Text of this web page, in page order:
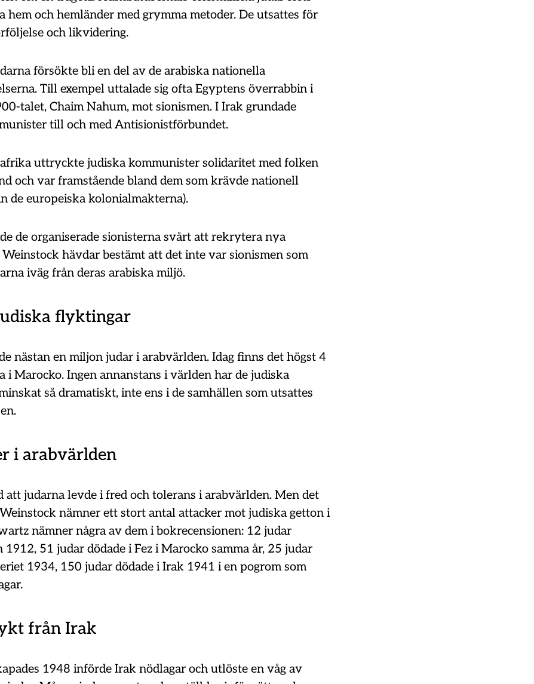
hem och hemländer med grymma metoder. De utsattes för
och likvidering.
försökte bli en del av de arabiska nationella
Till exempel uttalade sig ofta Egyptens överrabbin i
talet, Chaim Nahum, mot sionismen. I Irak grundade
till och med Antisionistförbundet.
uttryckte judiska kommunister solidaritet med folken
och var framstående bland dem som krävde nationell
de europeiska kolonialmakterna).
de organiserade sionisterna svårt att rekrytera nya
Weinstock hävdar bestämt att det inte var sionismen som
iväg från deras arabiska miljö.
flyktingar
nästan en miljon judar i arabvärlden. Idag finns det högst 4
i Marocko. Ingen annanstans i världen har de judiska
så dramatiskt, inte ens i de samhällen som utsattes
i arabvärlden
att judarna levde i fred och tolerans i arabvärlden. Men det
nämner ett stort antal attacker mot judiska getton i
nämner några av dem i bokrecensionen: 12 judar
1912, 51 judar dödade i Fez i Marocko samma år, 25 judar
1934, 150 judar dödade i Irak 1941 i en pogrom som
från Irak
1948 införde Irak nödlagar och utlöste en våg av